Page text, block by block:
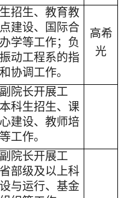
招生、教育教
建设、国际合
学等工作；负
动工程系的指
协调工作。
高希
光
院长开展工
科生招生、课
建设、教师培
工作。
院长开展工
部级及以上科
与运行、基金